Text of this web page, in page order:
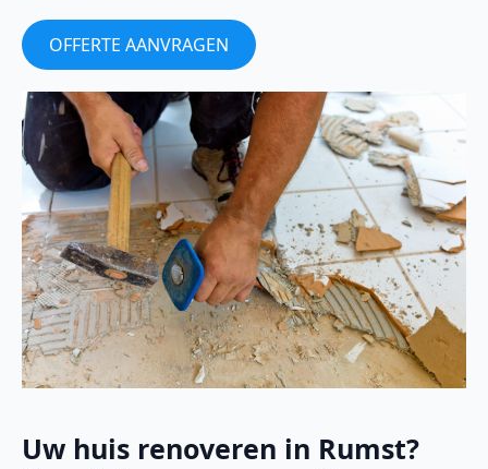
OFFERTE AANVRAGEN
Uw huis renoveren in Rumst?